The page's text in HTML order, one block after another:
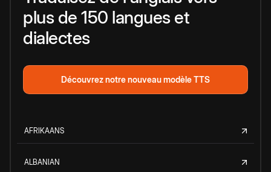
plus de 150 langues et
dialectes
Découvrez notre nouveau modèle TTS
AFRIKAANS
ALBANIAN